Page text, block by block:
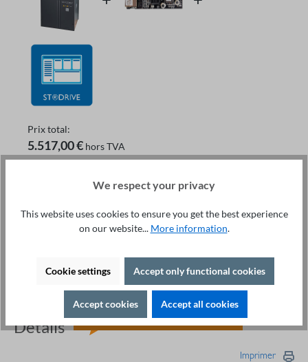
Prix ​​total:
5.517,00 € hors TVA
5 280,00 €
Interface d'extension Profinet ST600 - STX-509C
Logiciel d'inverseur de fréquence ST®Drive98,00 €
Détails Service technique +49 421 277 9999
Imprimer
We respect your privacy
This website uses cookies to ensure you get the best experience
on our website... More information.
Cookie settings Accept only functional cookies
Accept cookies Accept all cookies